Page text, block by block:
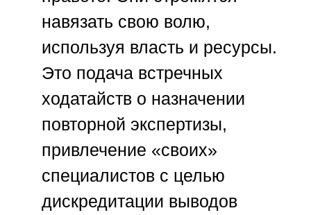
навязать свою волю,
используя власть и ресурсы.
Это подача встречных
ходатайств о назначении
повторной экспертизы,
привлечение «своих»
специалистов с целью
дискредитации выводов